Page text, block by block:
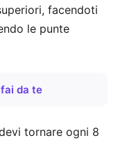
facendoti
le punte
da te
tornare ogni 8